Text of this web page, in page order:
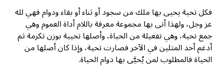
فكل تحية يحيى بها ملك من سجود أو ثناء أو بقاء ودوام فهي لله
عز وجل، ولهذا أتى بها مجموعة معرفة باللام أداة العموم وهي
جمع تحية، وهي تفعيلة من الحياة، وأصلها تحيية بوزن تكرمة ثم
أدغم أحد المثلين في الآخر فصارت تحية، وإذا كان أصلها من
الحياة فالمطلوب لمن يُحيَّى بها دوام الحياة.